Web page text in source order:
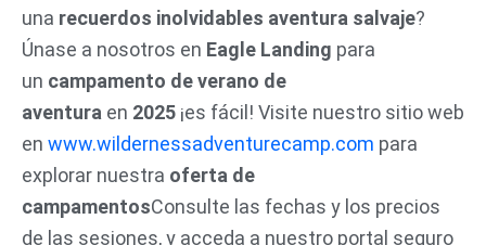
una recuerdos inolvidables aventura salvaje?
Únase a nosotros en Eagle Landing para
un campamento de verano de
aventura en 2025 ¡es fácil! Visite nuestro sitio web
en www.wildernessadventurecamp.com para
explorar nuestra oferta de
campamentosConsulte las fechas y los precios
de las sesiones, y acceda a nuestro portal seguro